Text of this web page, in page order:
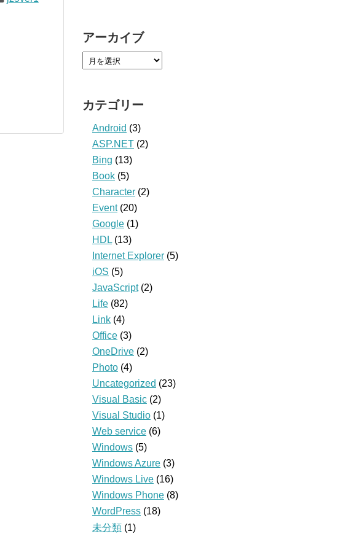
アーカイブ
カテゴリー
Android (3)
ASP.NET (2)
Bing (13)
Book (5)
Character (2)
Event(20)
Google (1)
HDL (13)
Internet Explorer (5)
iOS (5)
JavaScript(2)
Life (82)
Link (4)
Office (3)
OneDrive (2)
Photo (4)
Uncategorized (23)
Visual Basic (2)
Visual Studio (1)
Web service (6)
Windows (5)
Windows Azure (3)
Windows Live (16)
Windows Phone (8)
WordPress (18)
未分類 (1)